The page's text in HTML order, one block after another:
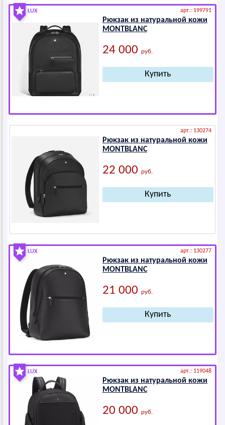
LUX арт.: 199791
Рюкзак из натуральной кожи
МОNТВLАNС
24 000 руб.
арт.: 130274
Рюкзак из натуральной кожи
МОNТВLАNС
22 000 руб.
LUX арт.: 130277
Рюкзак из натуральной кожи
МОNТВLАNС
21 000 руб.
LUX арт.: 119048
Рюкзак из натуральной кожи
МОNТВLАNС
20 000 руб.